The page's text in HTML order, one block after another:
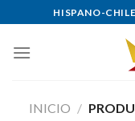
to
content
HISPANO-
INICIO /